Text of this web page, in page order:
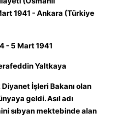
1941 - Ankara (Türkiye
- 5 Mart 1941
Yaltkaya
İşleri Bakanı olan
geldi. Asıl adı
sıbyan mektebinde alan